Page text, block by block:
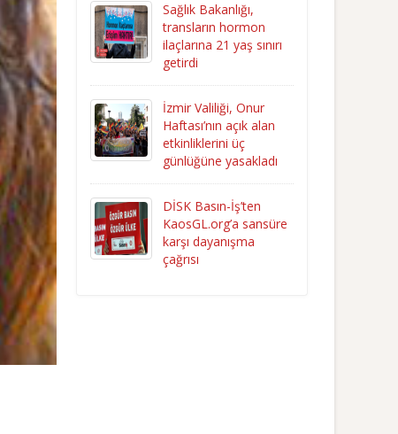
Sağlık Bakanlığı,
transların hormon
ilaçlarına 21 yaş sınırı
getirdi
İzmir Valiliği, Onur
Haftası’nın açık alan
etkinliklerini üç
günlüğüne yasakladı
DİSK Basın-İş’ten
KaosGL.org’a sansüre
karşı dayanışma
çağrısı